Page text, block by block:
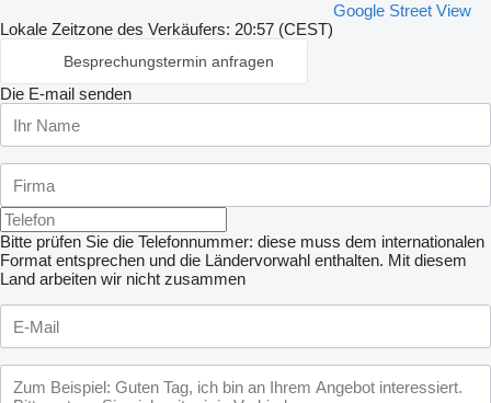
Google Street View
Lokale Zeitzone des Verkäufers: 20:57 (CEST)
Besprechungstermin anfragen
Die E-mail senden
Bitte prüfen Sie die Telefonnummer: diese muss dem internationalen
Format entsprechen und die Ländervorwahl enthalten. Mit diesem
Land arbeiten wir nicht zusammen